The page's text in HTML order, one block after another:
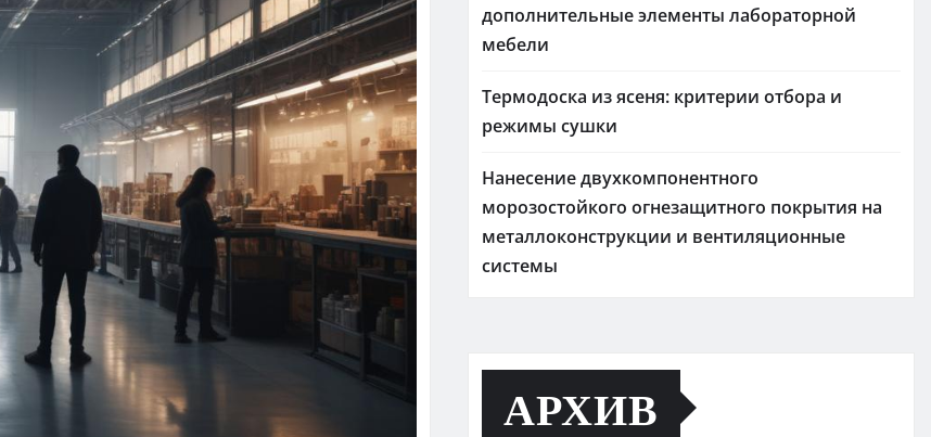
дополнительные элементы лабораторной
мебели
Термодоска из ясеня: критерии отбора и
режимы сушки
Нанесение двухкомпонентного
морозостойкого огнезащитного покрытия на
металлоконструкции и вентиляционные
системы
АРХИВ